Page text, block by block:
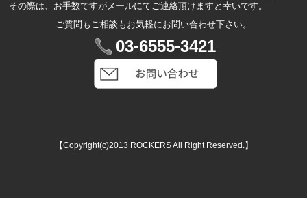
その際は、お手数ですがメールにてご連絡頂けますと幸いです。
ご質問もご相談もお気軽にお問い合わせ下さい。
03-6555-3421
【Copyright(c)2013 ROCKERS All Right Reserved.】